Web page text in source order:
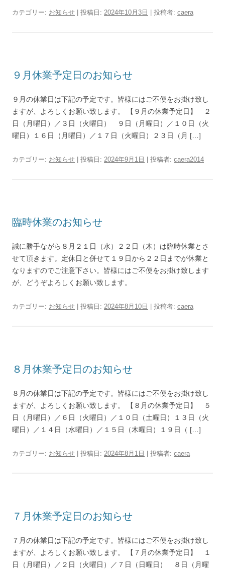
カテゴリー: お知らせ | 投稿日: 2024年10月3日 投稿者: caera
９月休業予定日のお知らせ
９月の休業日は下記の予定です。皆様にはご不便をお掛け致し
ますが、よろしくお願い致します。 【９月の休業予定日】 ２
日（月曜日）／３日（火曜日） ９日（月曜日）／１０日（火
曜日）１６日（月曜日）／１７日（火曜日）２３日（月 […]
カテゴリー: お知らせ | 投稿日: 2024年9月1日 投稿者: caera2014
臨時休業のお知らせ
誠に勝手ながら８月２１日（水）２２日（木）は臨時休業とさ
せて頂きます。定休日と併せて１９日から２２日までが休業と
なりますのでご注意下さい。皆様にはご不便をお掛け致します
が、どうぞよろしくお願い致します。
カテゴリー: お知らせ | 投稿日: 2024年8月10日 投稿者: caera
８月休業予定日のお知らせ
８月の休業日は下記の予定です。皆様にはご不便をお掛け致し
ますが、よろしくお願い致します。 【８月の休業予定日】 ５
日（月曜日）／６日（火曜日）／１０日（土曜日）１３日（火
曜日）／１４日（水曜日）／１５日（木曜日）１９日（ […]
カテゴリー: お知らせ | 投稿日: 2024年8月1日 投稿者: caera
７月休業予定日のお知らせ
７月の休業日は下記の予定です。皆様にはご不便をお掛け致し
ますが、よろしくお願い致します。 【７月の休業予定日】 １
日（月曜日）／２日（火曜日）／７日（日曜日） ８日（月曜